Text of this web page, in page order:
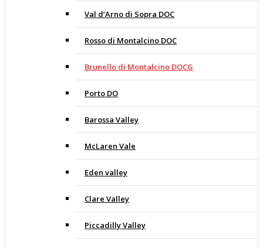
Val d’Arno di Sopra DOC
Rosso di Montalcino DOC
Brunello di Montalcino DOCG
Porto DO
Barossa Valley
McLaren Vale
Eden valley
Clare Valley
Piccadilly Valley